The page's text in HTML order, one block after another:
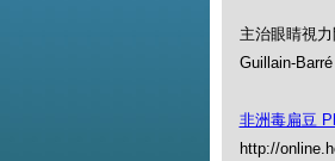
主治眼睛視
Guillain-
非洲毒扁豆
http://